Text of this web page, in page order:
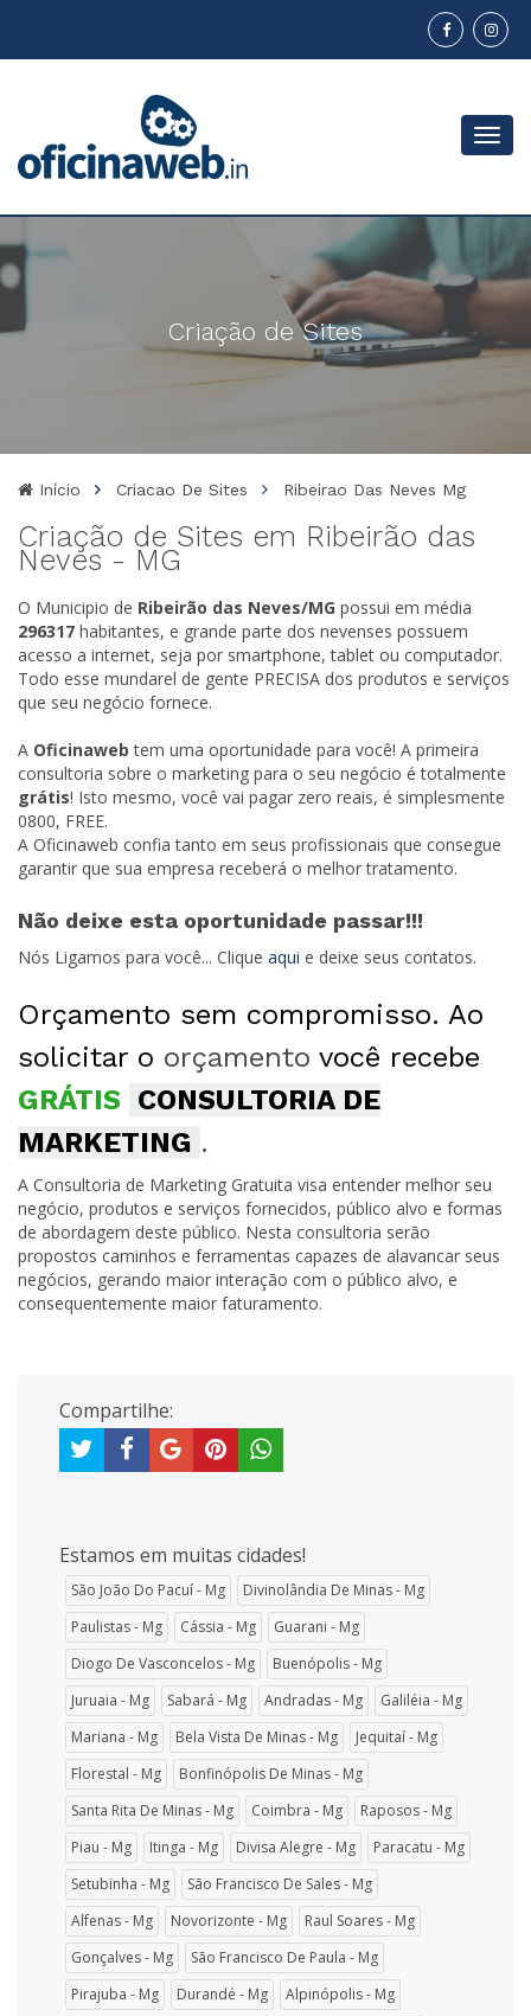
Menu
Criação de Sites
Início Criacao De Sites Ribeirao Das Neves Mg
Criação de Sites em Ribeirão das
Neves - MG
O Municipio de Ribeirão das Neves/MG possui em média
296317 habitantes, e grande parte dos nevenses possuem
acesso a internet, seja por smartphone, tablet ou computador.
Todo esse mundarel de gente PRECISA dos produtos e serviços
que seu negócio fornece.
A Oficinaweb tem uma oportunidade para você! A primeira
consultoria sobre o marketing para o seu negócio é totalmente
grátis! Isto mesmo, você vai pagar zero reais, é simplesmente
0800, FREE.
A Oficinaweb confia tanto em seus profissionais que consegue
garantir que sua empresa receberá o melhor tratamento.
Não deixe esta oportunidade passar!!!
Nós Ligamos para você... Clique aqui e deixe seus contatos.
Orçamento sem compromisso. Ao
solicitar o orçamento você recebe
GRÁTIS CONSULTORIA DE
MARKETING .
A Consultoria de Marketing Gratuita visa entender melhor seu
negócio, produtos e serviços fornecidos, público alvo e formas
de abordagem deste público. Nesta consultoria serão
propostos caminhos e ferramentas capazes de alavancar seus
negócios, gerando maior interação com o público alvo, e
consequentemente maior faturamento.
Compartilhe:
Estamos em muitas cidades!
São João Do Pacuí - Mg
Divinolândia De Minas - Mg
Paulistas - Mg
Cássia - Mg
Guarani - Mg
Diogo De Vasconcelos - Mg
Buenópolis - Mg
Juruaia - Mg
Sabará - Mg Andradas - Mg
Galiléia - Mg
Mariana - Mg
Bela Vista De Minas - Mg
Jequitaí - Mg
Florestal - Mg
Bonfinópolis De Minas - Mg
Santa Rita De Minas - Mg
Coimbra - Mg
Raposos - Mg
Piau - Mg
Itinga - Mg Divisa Alegre - Mg
Paracatu - Mg
Setubinha - Mg
São Francisco De Sales - Mg
Alfenas - Mg
Novorizonte - Mg
Raul Soares - Mg
Gonçalves - Mg
São Francisco De Paula - Mg
Pirajuba - Mg
Durandé - Mg
Alpinópolis - Mg